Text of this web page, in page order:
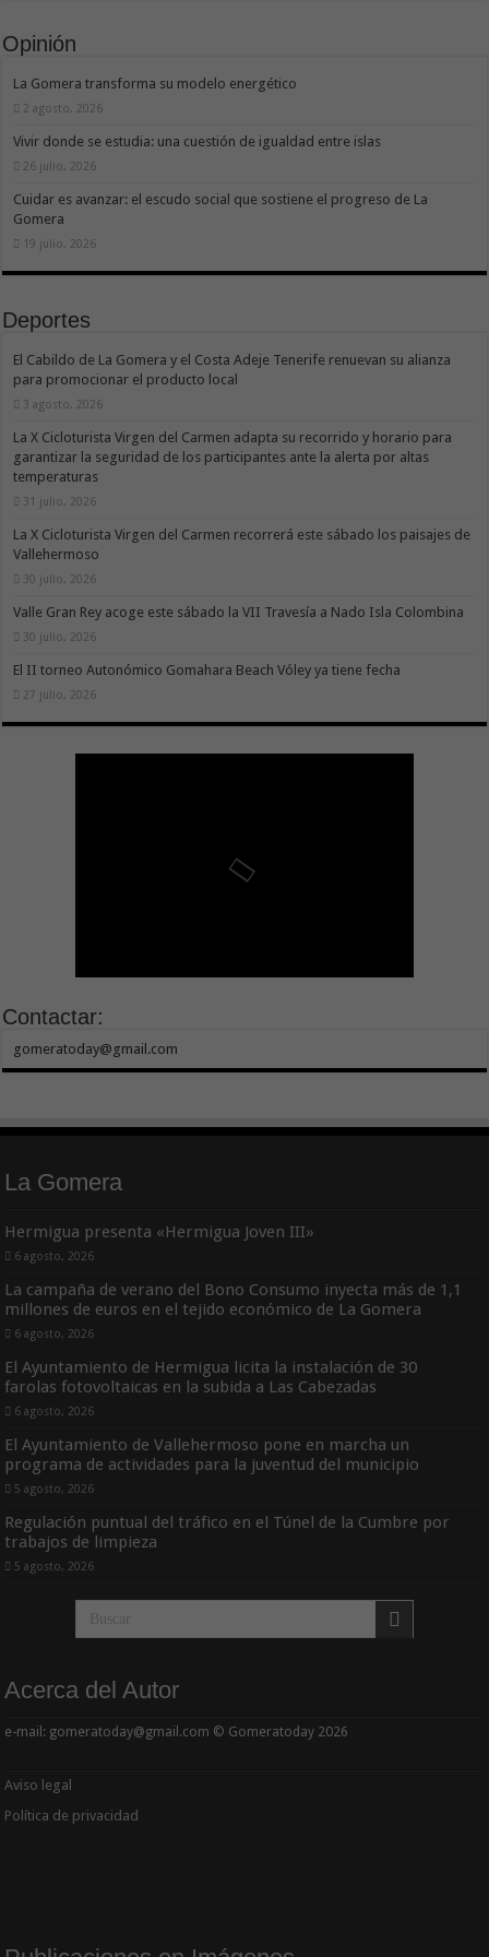
Opinión
La Gomera transforma su modelo energético
2 agosto, 2026
Vivir donde se estudia: una cuestión de igualdad entre islas
26 julio, 2026
Cuidar es avanzar: el escudo social que sostiene el progreso de La
Gomera
19 julio, 2026
Deportes
El Cabildo de La Gomera y el Costa Adeje Tenerife renuevan su alianza
para promocionar el producto local
3 agosto, 2026
La X Cicloturista Virgen del Carmen adapta su recorrido y horario para
garantizar la seguridad de los participantes ante la alerta por altas
temperaturas
31 julio, 2026
La X Cicloturista Virgen del Carmen recorrerá este sábado los paisajes de
Vallehermoso
30 julio, 2026
Valle Gran Rey acoge este sábado la VII Travesía a Nado Isla Colombina
30 julio, 2026
El II torneo Autonómico Gomahara Beach Vóley ya tiene fecha
27 julio, 2026
Contactar:
gomeratoday@gmail.com
La Gomera
Hermigua presenta «Hermigua Joven III»
6 agosto, 2026
La campaña de verano del Bono Consumo inyecta más de 1,1
millones de euros en el tejido económico de La Gomera
6 agosto, 2026
El Ayuntamiento de Hermigua licita la instalación de 30
farolas fotovoltaicas en la subida a Las Cabezadas
6 agosto, 2026
El Ayuntamiento de Vallehermoso pone en marcha un
programa de actividades para la juventud del municipio
5 agosto, 2026
Regulación puntual del tráfico en el Túnel de la Cumbre por
trabajos de limpieza
5 agosto, 2026
Acerca del Autor
e-mail: gomeratoday@gmail.com © Gomeratoday 2026
Aviso legal
Política de privacidad